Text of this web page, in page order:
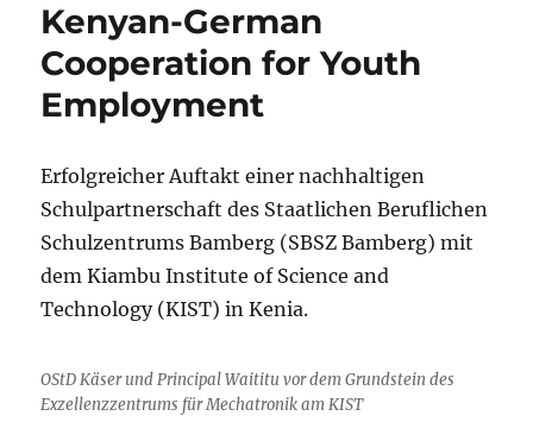
Kenyan-German
Cooperation for Youth
Employment
Erfolgreicher Auftakt einer nachhaltigen
Schulpartnerschaft des Staatlichen Beruflichen
Schulzentrums Bamberg (SBSZ Bamberg) mit
dem Kiambu Institute of Science and
Technology (KIST) in Kenia.
OStD Käser und Principal Waititu vor dem Grundstein des
Exzellenzzentrums für Mechatronik am KIST